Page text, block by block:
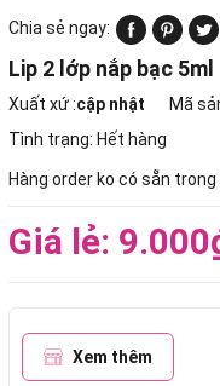
Chia sẻ ngay:
Lip 2 lớp nắp bạc 5ml
Xuất xứ :cập nhật Mã
Tình trạng: Hết hàng
Hàng order ko có sẵn trong
Giá lẻ:
Xem thêm